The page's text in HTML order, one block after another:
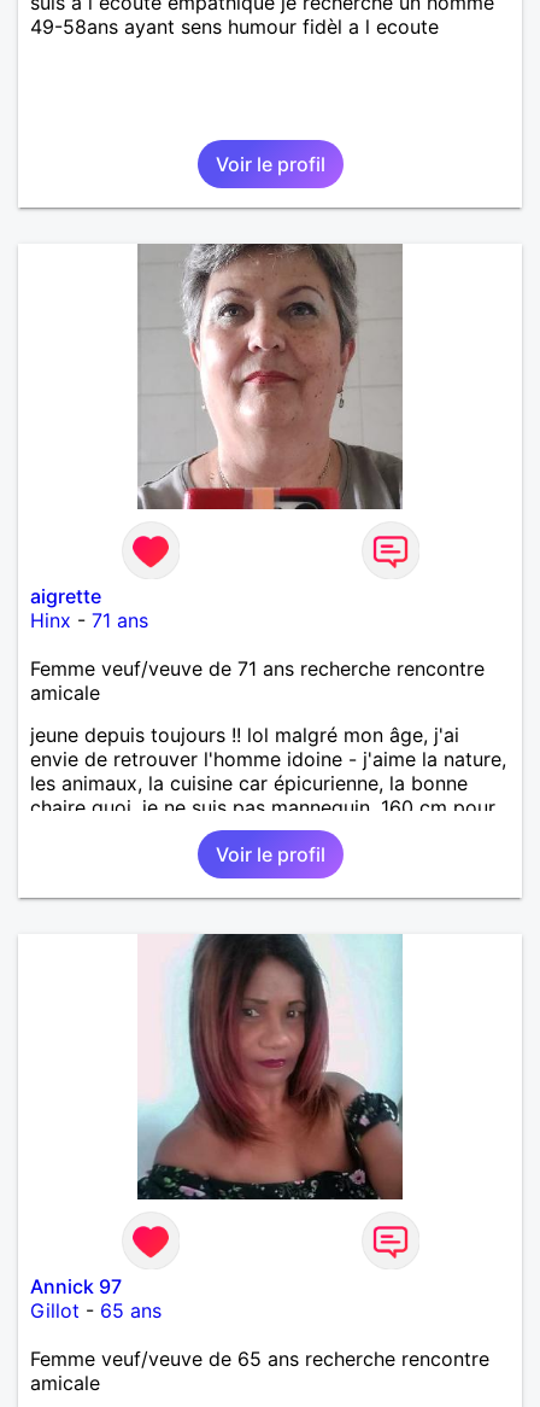
49-58ans ayant sens humour fidèl a l ecoute
Voir le profil
aigrette
Hinx - 71 ans
Femme veuf/veuve de 71 ans recherche rencontre
amicale
jeune depuis toujours !! lol malgré mon âge, j'ai
envie de retrouver l'homme idoine - j'aime la nature,
les animaux, la cuisine car épicurienne, la bonne
chaire quoi, je ne suis pas mannequin, 160 cm pour
70 kg... horreur !! je suis sincère, assez joviale si les
conditions sont réunies. Je n'aime pas l'hypocrisie,
les travers de tous ordres, l'infidélité : quand ça va
plus, on en parle et on arrête si besoin. Bref, on m'a
encore. Si vous vous reconnaissez dans ces
quelques lignes descriptives, à vous de m'aborder.
Toutefois, le site ne le permet pas, mais je ne
cherche pas un monsieur hors du département 32,
le gers, où on mange bien...
Voir le profil
Annick 97
Gillot - 65 ans
Femme veuf/veuve de 65 ans recherche rencontre
amicale